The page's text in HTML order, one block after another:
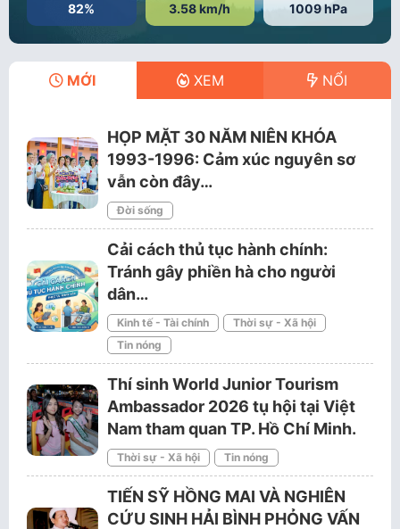
82%
3.58 km/h
1009 hPa
MỚI XEM NỔI
HỌP MẶT 30 NĂM NIÊN KHÓA
1993-1996: Cảm xúc nguyên sơ
vẫn còn đây…
Đời sống
Cải cách thủ tục hành chính:
Tránh gây phiền hà cho người
dân…
Kinh tế - Tài chính
Thời sự - Xã hội
Tin nóng
Thí sinh World Junior Tourism
Ambassador 2026 tụ hội tại Việt
Nam tham quan TP. Hồ Chí Minh.
Thời sự - Xã hội Tin nóng
TIẾN SỸ HỒNG MAI VÀ NGHIÊN
CỨU SINH HẢI BÌNH PHỎNG VẤN